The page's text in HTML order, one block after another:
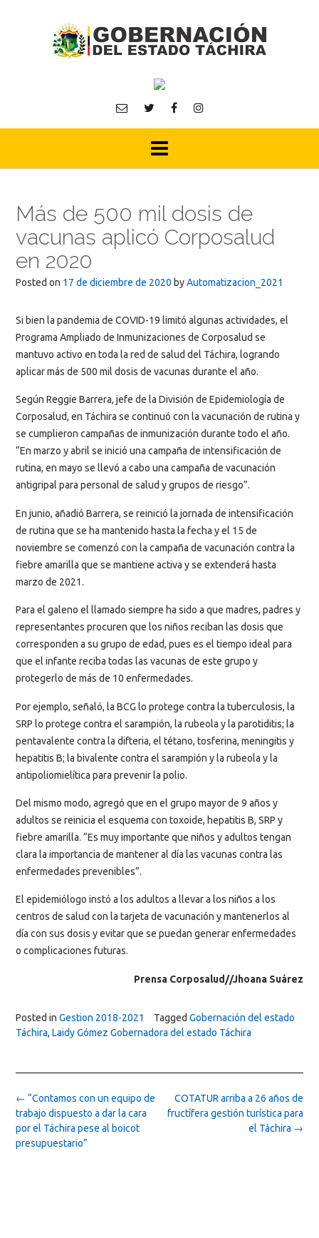
Más de 500 mil dosis de
vacunas aplicó Corposalud
en 2020
Posted on 17 de diciembre de 2020 byAutomatizacion_2021
Si bien la pandemia de COVID-19 limitó algunas actividades, el
Programa Ampliado de Inmunizaciones de Corposalud se
mantuvo activo en toda la red de salud del Táchira, logrando
aplicar más de 500 mil dosis de vacunas durante el año.
Según Reggie Barrera, jefe de la División de Epidemiología de
Corposalud, en Táchira se continuó con la vacunación de rutina y
se cumplieron campañas de inmunización durante todo el año.
“En marzo y abril se inició una campaña de intensificación de
rutina, en mayo se llevó a cabo una campaña de vacunación
antigripal para personal de salud y grupos de riesgo”.
En junio, añadió Barrera, se reinició la jornada de intensificación
de rutina que se ha mantenido hasta la fecha y el 15 de
noviembre se comenzó con la campaña de vacunación contra la
fiebre amarilla que se mantiene activa y se extenderá hasta
marzo de 2021.
Para el galeno el llamado siempre ha sido a que madres, padres y
representantes procuren que los niños reciban las dosis que
corresponden a su grupo de edad, pues es el tiempo ideal para
que el infante reciba todas las vacunas de este grupo y
protegerlo de más de 10 enfermedades.
Por ejemplo, señaló, la BCG lo protege contra la tuberculosis, la
SRP lo protege contra el sarampión, la rubeola y la parotiditis; la
pentavalente contra la difteria, el tétano, tosferina, meningitis y
hepatitis B; la bivalente contra el sarampión y la rubeola y la
antipoliomielítica para prevenir la polio.
Del mismo modo, agregó que en el grupo mayor de 9 años y
adultos se reinicia el esquema con toxoide, hepatitis B, SRP y
fiebre amarilla. “Es muy importante que niños y adultos tengan
clara la importancia de mantener al día las vacunas contra las
enfermedades prevenibles”.
El epidemiólogo instó a los adultos a llevar a los niños a los
centros de salud con la tarjeta de vacunación y mantenerlos al
día con sus dosis y evitar que se puedan generar enfermedades
o complicaciones futuras.
Prensa Corposalud//Jhoana Suárez
Posted in Gestion 2018-2021 Tagged Gobernación del estado
Táchira, Laidy Gómez Gobernadora del estado Táchira
Post
navigation
COTATUR arriba a 26 años de
fructífera gestión turística para
el Táchira →
← “Contamos con un equipo de
trabajo dispuesto a dar la cara
por el Táchira pese al boicot
presupuestario”